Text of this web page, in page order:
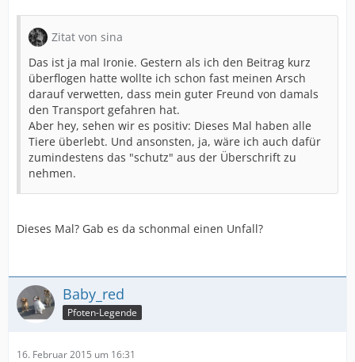
Zitat von sina
Das ist ja mal Ironie. Gestern als ich den Beitrag kurz
überflogen hatte wollte ich schon fast meinen Arsch
darauf verwetten, dass mein guter Freund von damals
den Transport gefahren hat.
Aber hey, sehen wir es positiv: Dieses Mal haben alle
Tiere überlebt. Und ansonsten, ja, wäre ich auch dafür
zumindestens das "schutz" aus der Überschrift zu
nehmen.
Dieses Mal? Gab es da schonmal einen Unfall?
Baby_red
Pfoten-Legende
16. Februar 2015 um 16:31